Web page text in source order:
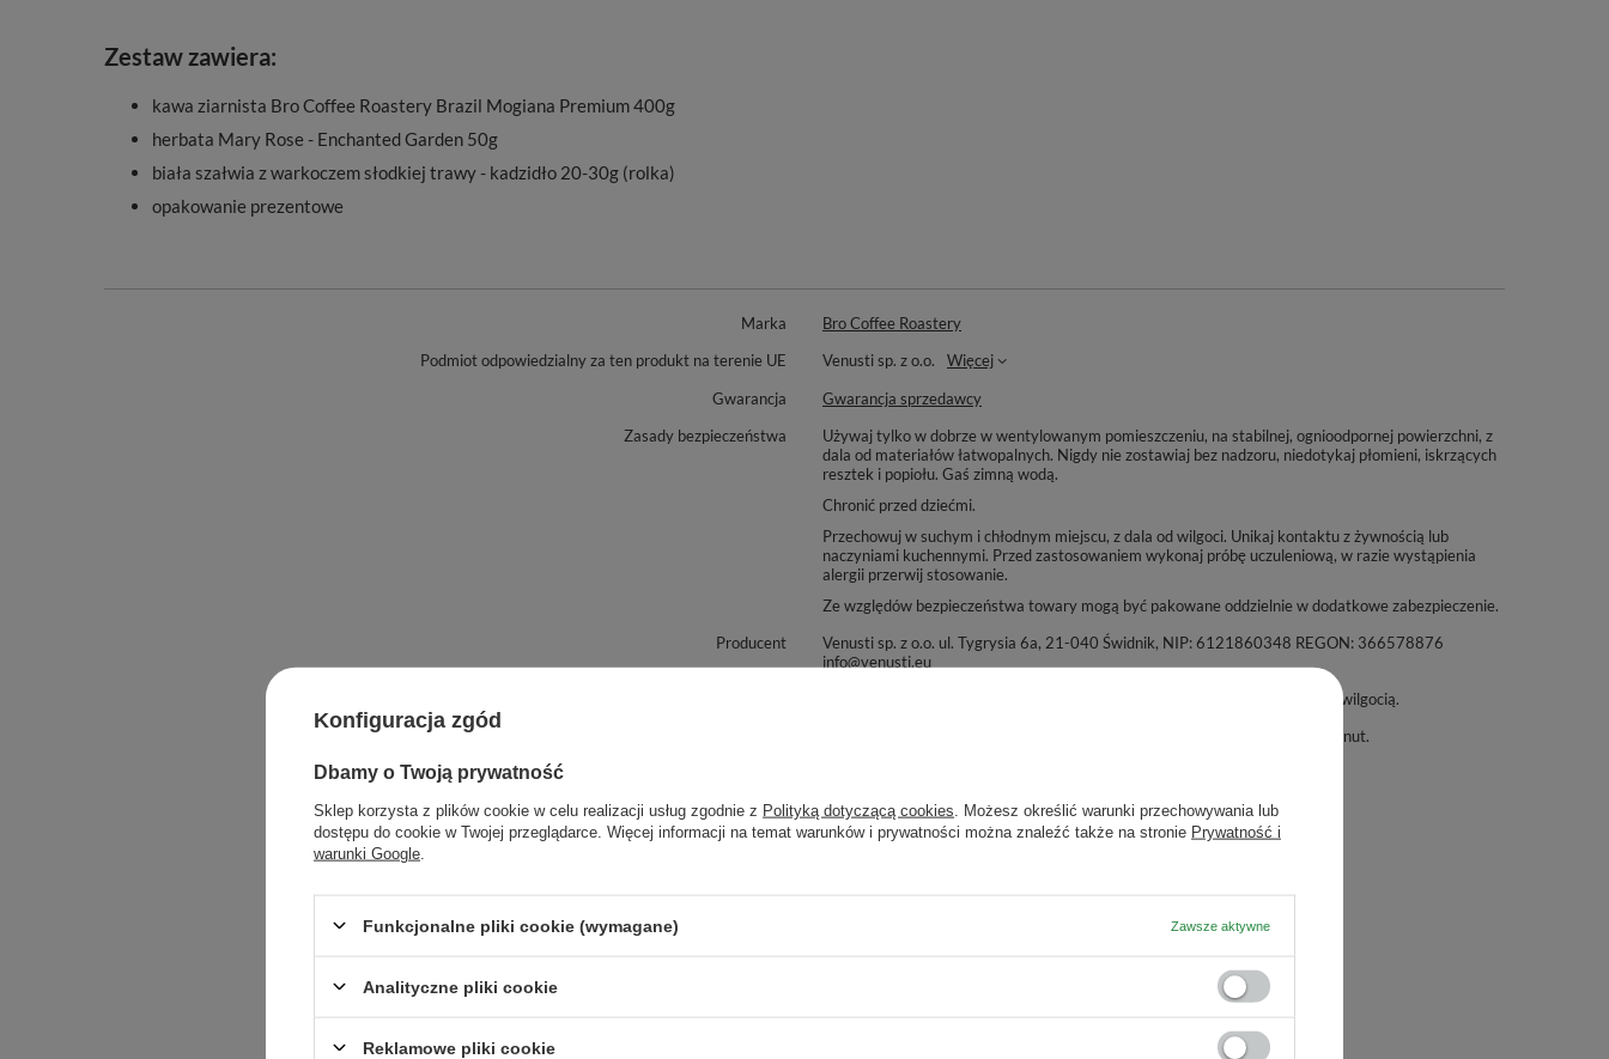
Zestaw zawiera:
kawa ziarnista Bro Coffee Roastery Brazil Mogiana Premium 400g
herbata Mary Rose - Enchanted Garden 50g
biała szałwia z warkoczem słodkiej trawy - kadzidło 20-30g (rolka)
opakowanie prezentowe
Marka
Bro Coffee Roastery
Podmiot odpowiedzialny za ten produkt na terenie UE
Venusti sp. z o.o.
Więcej
Gwarancja
Gwarancja sprzedawcy
Zasady bezpieczeństwa
Używaj tylko w dobrze w wentylowanym pomieszczeniu, na stabilnej, ognioodpornej powierzchni, z
dala od materiałów łatwopalnych. Nigdy nie zostawiaj bez nadzoru, niedotykaj płomieni, iskrzących
resztek i popiołu. Gaś zimną wodą.
Chronić przed dziećmi.
Przechowuj w suchym i chłodnym miejscu, z dala od wilgoci. Unikaj kontaktu z żywnością lub
naczyniami kuchennymi. Przed zastosowaniem wykonaj próbę uczuleniową, w razie wystąpienia
alergii przerwij stosowanie.
Ze względów bezpieczeństwa towary mogą być pakowane oddzielnie w dodatkowe zabezpieczenie.
Producent
Venusti sp. z o.o. ul. Tygrysia 6a, 21-040 Świdnik, NIP: 6121860348 REGON: 366578876
info@venusti.eu
Przechowywać w suchym, zaciemnionym i chłodnym miejscu. Chronić przed wilgocią.
Wsyp do kubka i zalej gorącą wodą. Parz pod przykryciem. Odczekaj kilka minut.
Nazwa handlowa
inna
Gatunek kawy
Waga produktu z opakowaniem jednostkowym
Konfiguracja zgód
Dbamy o Twoją prywatność
Sklep korzysta z plików cookie w celu realizacji usług zgodnie z Polityką dotyczącą cookies . Możesz określić warunki przechowywania lub
dostępu do cookie w Twojej przeglądarce. Więcej informacji na temat warunków i prywatności można znaleźć także na stronie Prywatność i
warunki Google
Funkcjonalne pliki cookie (wymagane) Zawsze aktywne
Analityczne pliki cookie
Reklamowe pliki cookie